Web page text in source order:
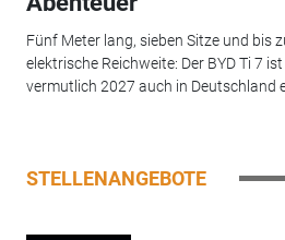
Fünf Meter lang, sieben Sitze und bis
elektrische Reichweite: Der BYD Ti 7
vermutlich 2027 auch in Deutschland
STELLENANGEBOTE